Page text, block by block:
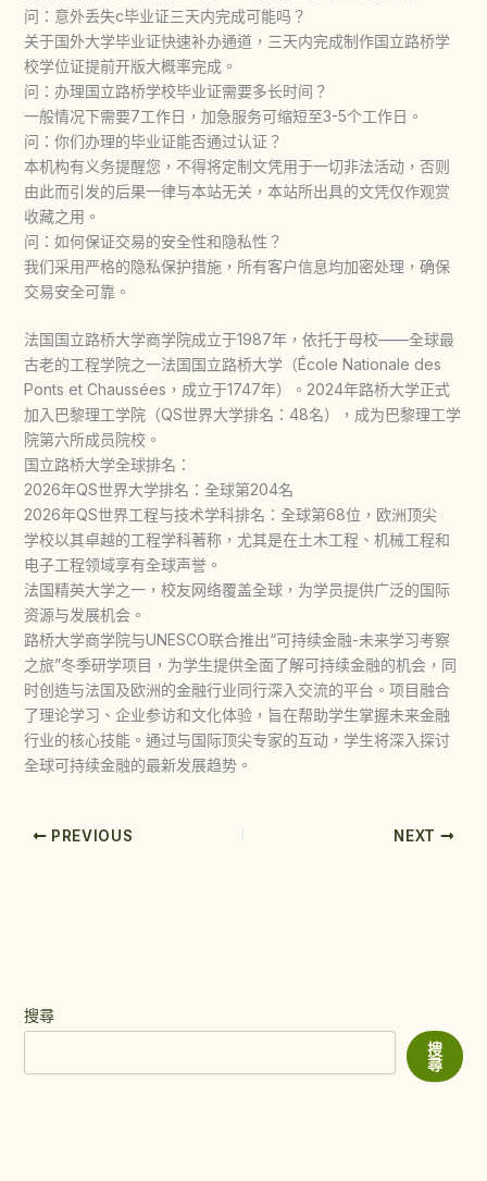
问：意外丢失c毕业证三天内完成可能吗？
关于国外大学毕业证快速补办通道，三天内完成制作国立路桥学
校学位证提前开版大概率完成。
问：办理国立路桥学校毕业证需要多长时间？
一般情况下需要7工作日，加急服务可缩短至3-5个工作日。
问：你们办理的毕业证能否通过认证？
本机构有义务提醒您，不得将定制文凭用于一切非法活动，否则
由此而引发的后果一律与本站无关，本站所出具的文凭仅作观赏
收藏之用。
问：如何保证交易的安全性和隐私性？
我们采用严格的隐私保护措施，所有客户信息均加密处理，确保
交易安全可靠。
法国国立路桥大学商学院成立于1987年，依托于母校——全球最
古老的工程学院之一法国国立路桥大学（École Nationale des
Ponts et Chaussées，成立于1747年）。2024年路桥大学正式
加入巴黎理工学院（QS世界大学排名：48名），成为巴黎理工学
院第六所成员院校。
国立路桥大学全球排名：
2026年QS世界大学排名：全球第204名
2026年QS世界工程与技术学科排名：全球第68位，欧洲顶尖
学校以其卓越的工程学科著称，尤其是在土木工程、机械工程和
电子工程领域享有全球声誉。
法国精英大学之一，校友网络覆盖全球，为学员提供广泛的国际
资源与发展机会。
路桥大学商学院与UNESCO联合推出“可持续金融-未来学习考察
之旅”冬季研学项目，为学生提供全面了解可持续金融的机会，同
时创造与法国及欧洲的金融行业同行深入交流的平台。项目融合
了理论学习、企业参访和文化体验，旨在帮助学生掌握未来金融
行业的核心技能。通过与国际顶尖专家的互动，学生将深入探讨
全球可持续金融的最新发展趋势。
PREVIOUS NEXT
搜尋
搜
尋